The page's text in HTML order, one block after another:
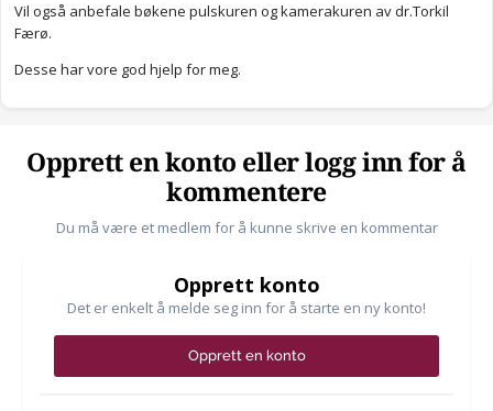
Vil også anbefale bøkene pulskuren og kamerakuren av dr.Torkil
Færø.
Desse har vore god hjelp for meg.
Opprett en konto eller logg inn for å
kommentere
Du må være et medlem for å kunne skrive en kommentar
Opprett konto
Det er enkelt å melde seg inn for å starte en ny konto!
Opprett en konto